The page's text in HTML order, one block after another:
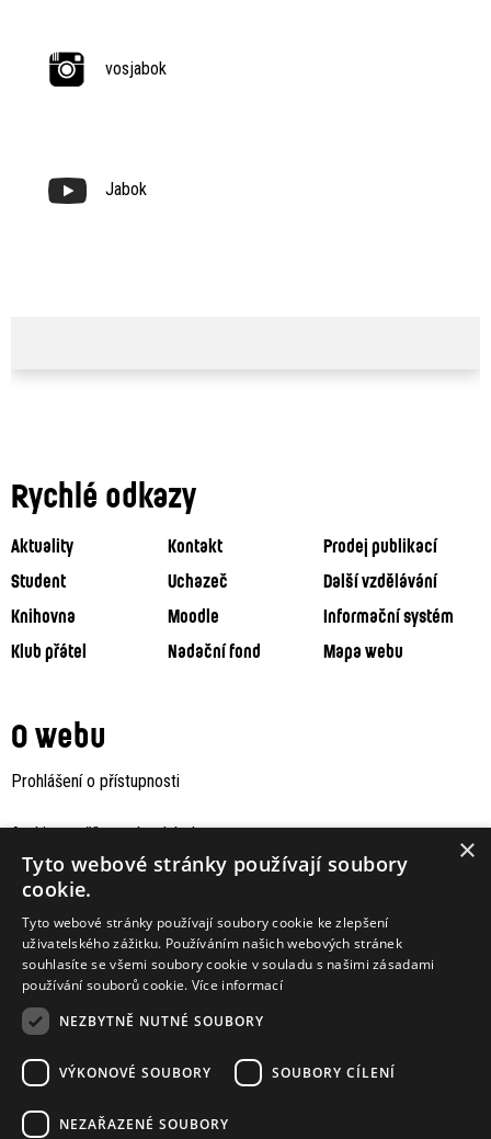
vosjabok
Jabok
Rychlé odkazy
Aktuality Kontakt
Prodej publikací
Student
Uchazeč
Další vzdělávání
Knihovna
Moodle
Informační systém
Klub přátel
Nadační fond Mapa webu
O webu
Prohlášení o přístupnosti
Archiv staršího webu Jaboku
Podporují nás
×
Tyto webové stránky používají soubory
cookie.
Tyto webové stránky používají soubory cookie ke zlepšení
uživatelského zážitku. Používáním našich webových stránek
souhlasíte se všemi soubory cookie v souladu s našimi zásadami
používání souborů cookie. Více informací
NEZBYTNĚ NUTNÉ SOUBORY
VÝKONOVÉ SOUBORY SOUBORY CÍLENÍ
NEZAŘAZENÉ SOUBORY